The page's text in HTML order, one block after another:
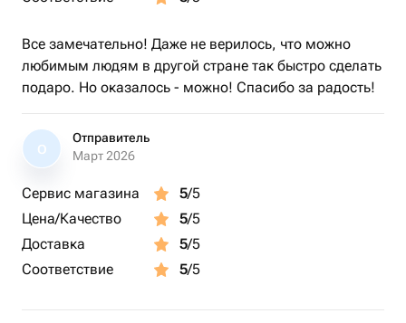
Все замечательно! Даже не верилось, что можно
любимым людям в другой стране так быстро сделать
подаро. Но оказалось - можно! Спасибо за радость!
О
Отправитель
Март 2026
Сервис магазина 5/5
Цена/Качество
5/5
Доставка
5/5
Соответствие
5/5